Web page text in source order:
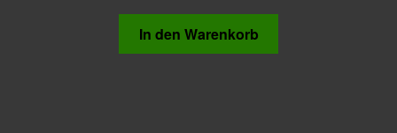
In den Warenkorb